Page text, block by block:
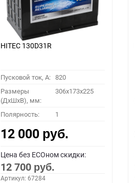
HITEC 130D31R
Пусковой ток, A: 820
Размеры
(ДхШхВ), мм:
306x173x225
Полярность: 1
12 000 руб.
Цена без ECOном скидки:
12 700 руб.
Артикул: 67284